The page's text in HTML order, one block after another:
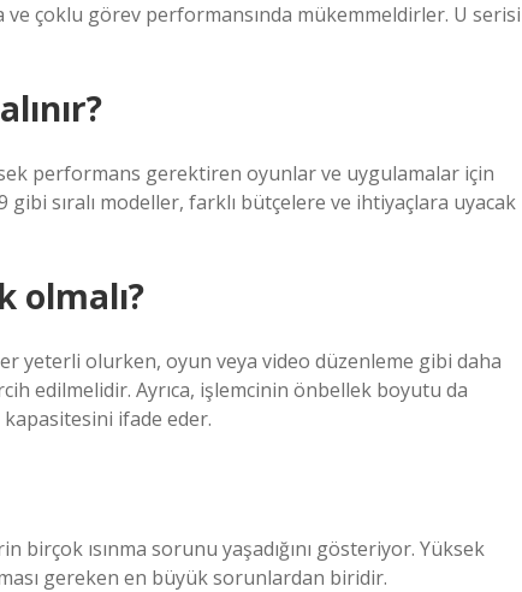
çoklu görev performansında mükemmeldirler. U serisi
performans gerektiren oyunlar ve uygulamalar için
gibi sıralı modeller, farklı bütçelere ve ihtiyaçlara uyacak
olmalı?
yeterli olurken, oyun veya video düzenleme gibi daha
edilmelidir. Ayrıca, işlemcinin önbellek boyutu da
ifade eder.
birçok ısınma sorunu yaşadığını gösteriyor. Yüksek
gereken en büyük sorunlardan biridir.